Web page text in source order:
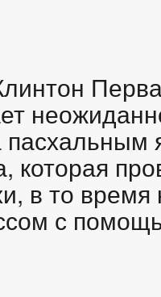
которая
в то
с